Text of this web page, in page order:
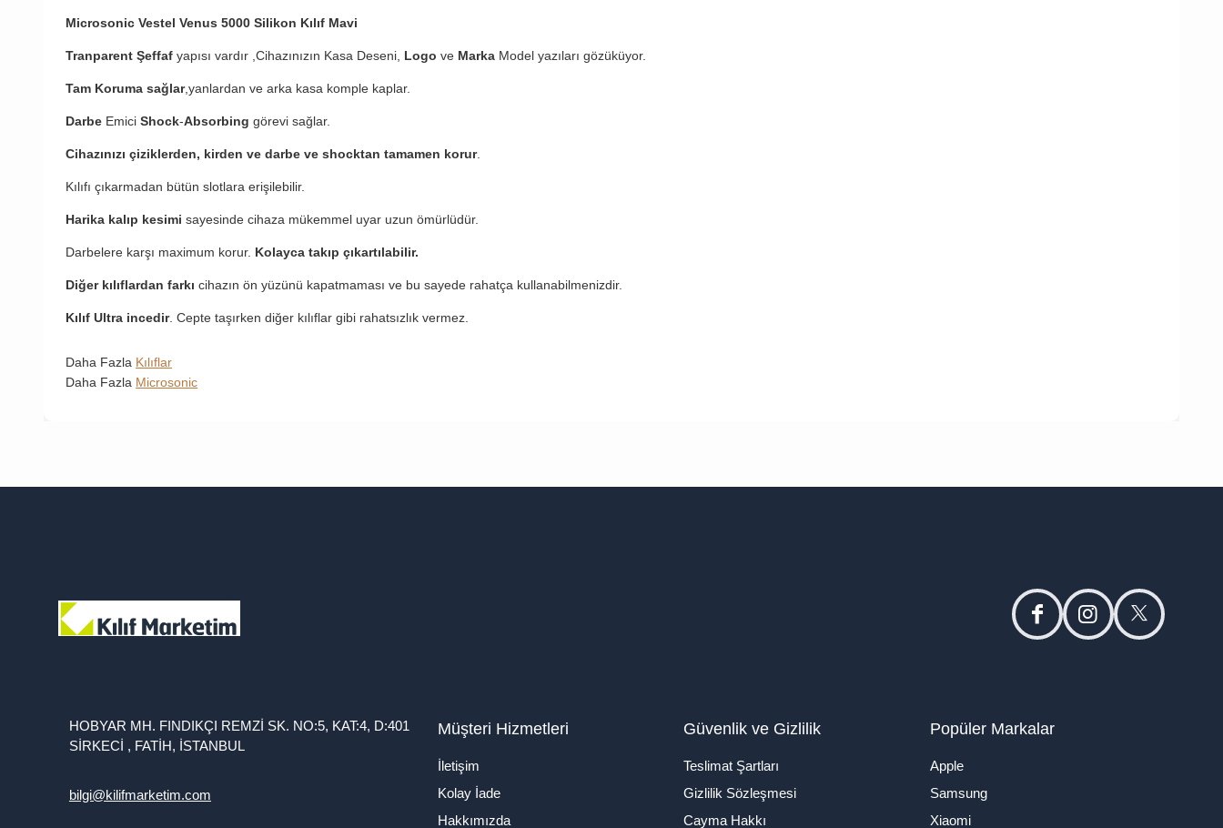
Microsonic Vestel Venus 5000 Silikon Kılıf Mavi
Tranparent Şeffaf yapısı vardır ,Cihazınızın Kasa Deseni, Logo ve Marka Model yazıları gözüküyor.
Tam Koruma sağlar,yanlardan ve arka kasa komple kaplar.
Darbe Emici Shock-Absorbing görevi sağlar.
Cihazınızı çiziklerden, kirden ve darbe ve shocktan tamamen korur.
Kılıfı çıkarmadan bütün slotlara erişilebilir.
Harika kalıp kesimi sayesinde cihaza mükemmel uyar uzun ömürlüdür.
Darbelere karşı maximum korur. Kolayca takıp çıkartılabilir.
Diğer kılıflardan farkı cihazın ön yüzünü kapatmaması ve bu sayede rahatça kullanabilmenizdir.
Kılıf Ultra incedir. Cepte taşırken diğer kılıflar gibi rahatsızlık vermez.
Daha Fazla Kılıflar
Daha Fazla Microsonic
facebookinstagramtwitter
HOBYAR MH. FINDIKÇI REMZİ SK. NO:5, KAT:4, D:401
SİRKECİ , FATİH, İSTANBUL
bilgi@kilifmarketim.com
Müşteri Hizmetleri
İletişim
Kolay İade
Hakkımızda
Güvenlik ve Gizlilik
Teslimat Şartları
Gizlilik Sözleşmesi
Cayma Hakkı
Popüler Markalar
Apple
Samsung
Xiaomi